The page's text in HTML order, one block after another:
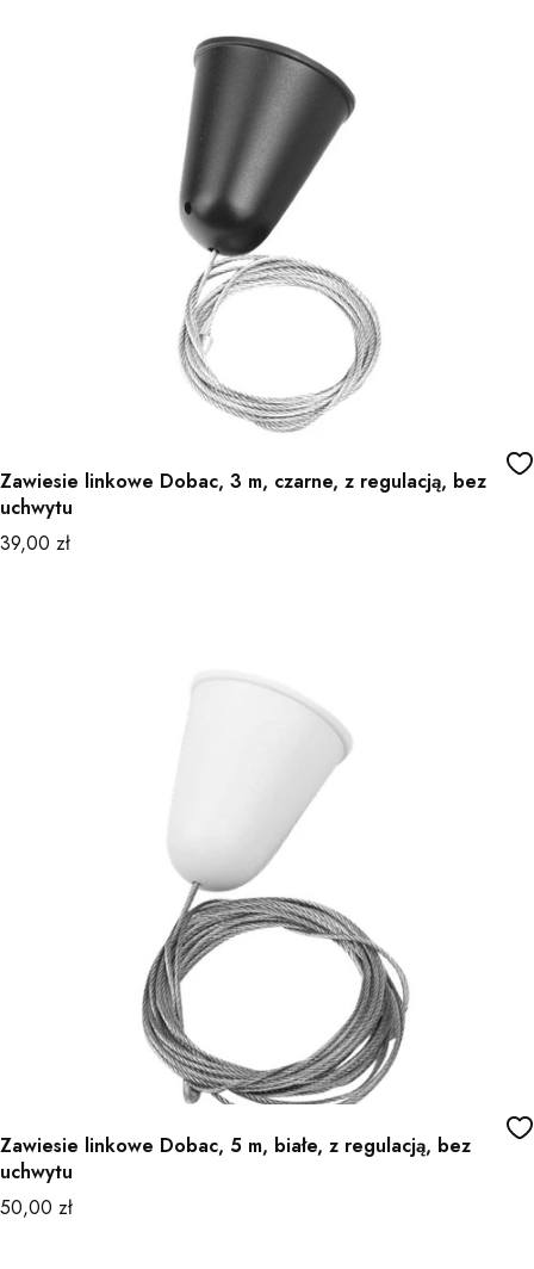
Zawiesie linkowe Dobac, 3 m, czarne, z regulacją, bez
uchwytu
Cena
39,00 zł
Zawiesie linkowe Dobac, 5 m, białe, z regulacją, bez
uchwytu
Cena
50,00 zł